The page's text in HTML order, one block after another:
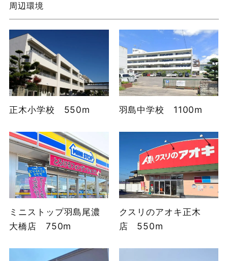
周辺環境
正木小学校 550m 羽島中学校 1100m
ミニストップ羽島尾濃
大橋店 750m
クスリのアオキ正木
店 550m